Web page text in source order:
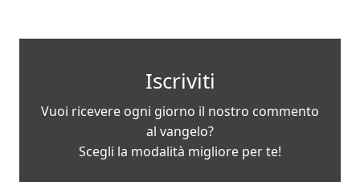
Iscriviti
Vuoi ricevere ogni giorno il nostro commento
al vangelo?
Scegli la modalità migliore per te!